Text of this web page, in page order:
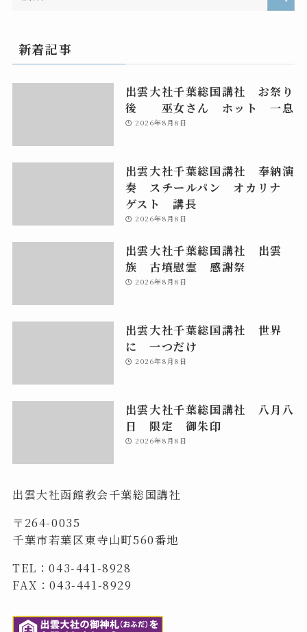
新着記事
出雲大社千葉総国講社 お祭り
後 巫女さん ホット 一息
2026年8月8日
出雲大社千葉総国講社 奉納演
奏 スチールパン オカリナ
ゲスト 講長
2026年8月8日
出雲大社千葉総国講社 出雲
族 古墳慰霊 感謝祭
2026年8月8日
出雲大社千葉総国講社 世界
に 一つだけ
2026年8月8日
出雲大社千葉総国講社 八月八
日 限定 御朱印
2026年8月8日
出雲大社函館教会千葉総国講社
〒264-0035
千葉市若葉区東寺山町560番地
TEL：043-441-8928
FAX：043-441-8929